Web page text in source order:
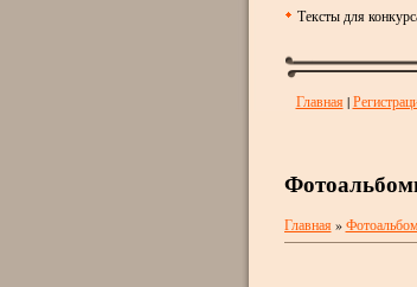
Тексты для
Главная |
Главная »